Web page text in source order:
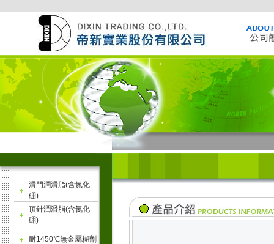
滑門潤滑脂(含氮化
硼)
頂針潤滑脂(含氮化
硼)
耐1450℃無金屬糊劑